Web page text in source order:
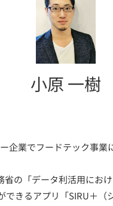
小原 一樹
企業でフードテック事業
の「データ利活用におけ
きるアプリ「SIRU＋（